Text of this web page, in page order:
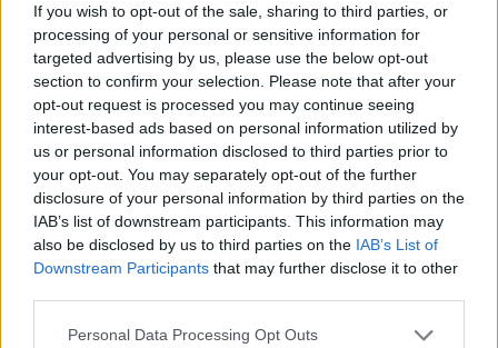
If you wish to opt-out of the sale, sharing to third parties, or
processing of your personal or sensitive information for
targeted advertising by us, please use the below opt-out
section to confirm your selection. Please note that after your
opt-out request is processed you may continue seeing
interest-based ads based on personal information utilized by
us or personal information disclosed to third parties prior to
your opt-out. You may separately opt-out of the further
disclosure of your personal information by third parties on the
IAB’s list of downstream participants. This information may
also be disclosed by us to third parties on the IAB’s List of
Downstream Participants that may further disclose it to other
Please note that this website/app uses one or more Google
Personal Data Processing Opt Outs
Xαρακτήρες: 0/1000
ΠΡΟΣΘΗΚΗ